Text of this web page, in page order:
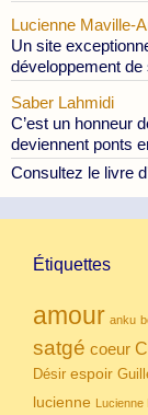
Lucienne Maville-
Un site
développement de
Saber Lahmidi
C’est un honneur
deviennent ponts
Consultez le livre
Étiquettes
amour anku
satgé coeur
Désir espoir
lucienne